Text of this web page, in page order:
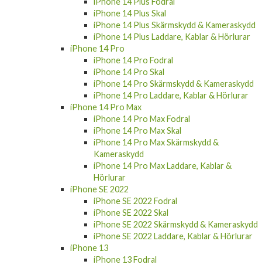
iPhone 14 Fodral
iPhone 14 Skal
iPhone 14 Skärmskydd & Kameraskydd
iPhone 14 Plus
iPhone 14 Plus Fodral
iPhone 14 Plus Skal
iPhone 14 Plus Skärmskydd & Kameraskydd
iPhone 14 Plus Laddare, Kablar & Hörlurar
iPhone 14 Pro
iPhone 14 Pro Fodral
iPhone 14 Pro Skal
iPhone 14 Pro Skärmskydd & Kameraskydd
iPhone 14 Pro Laddare, Kablar & Hörlurar
iPhone 14 Pro Max
iPhone 14 Pro Max Fodral
iPhone 14 Pro Max Skal
iPhone 14 Pro Max Skärmskydd &
Kameraskydd
iPhone 14 Pro Max Laddare, Kablar &
Hörlurar
iPhone SE 2022
iPhone SE 2022 Fodral
iPhone SE 2022 Skal